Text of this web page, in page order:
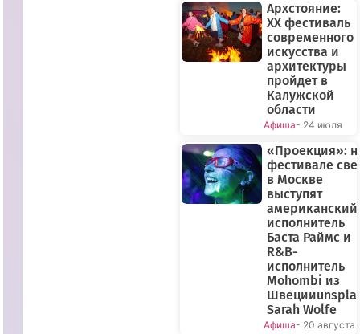
Архстояние:
XX фестиваль
современного
искусства и
архитектуры
пройдет в
Калужской
области
Афиша- 24 июля
«Проекция»:
фестивале
в Москве
выступят
американский
исполнитель
Баста Раймс и
R&B-
исполнитель
Mohombi из
Sarah Wolfe
Афиша- 20 августа